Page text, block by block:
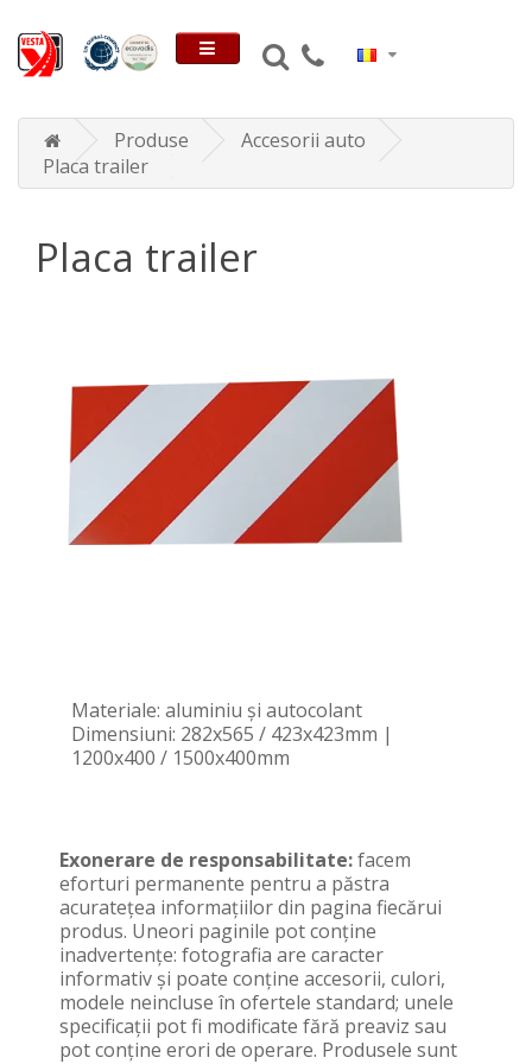
Produse
Accesorii auto
Placa trailer
Placa trailer
Materiale: aluminiu și autocolant
Dimensiuni: 282x565 / 423x423mm |
1200x400 / 1500x400mm
Exonerare de responsabilitate:facem
eforturi permanente pentru a păstra
acurateţea informaţiilor din pagina fiecărui
produs. Uneori paginile pot conţine
inadvertenţe: fotografia are caracter
informativ şi poate conţine accesorii, culori,
modele neincluse în ofertele standard; unele
specificaţii pot fi modificate fără preaviz sau
pot conţine erori de operare. Produsele sunt